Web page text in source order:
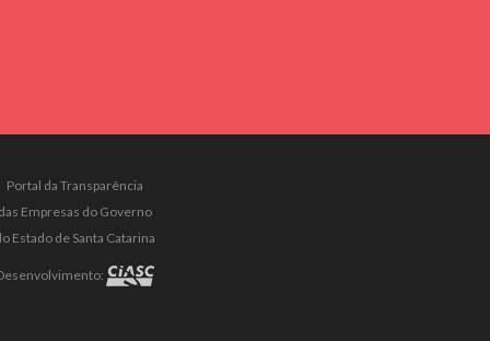
Portal da Transparência
das Empresas do Governo
Estado de Santa Catarina